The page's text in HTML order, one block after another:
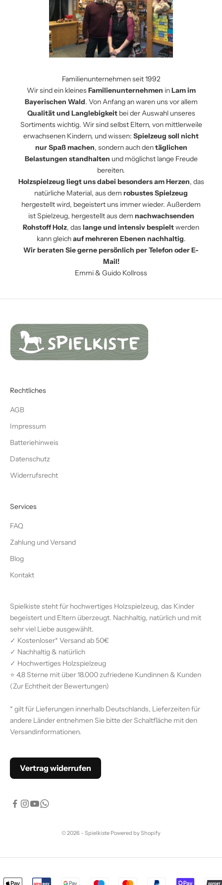
Familienunternehmen seit 1992
Wir sind ein kleinesFamilienunternehmen inLam im
Bayerischen Wald. Von Anfang an waren uns vor allem
Qualität und Langlebigkeitbei der Auswahl unseres
Sortiments wichtig. Wir sind selbst Eltern, von mittlerweile
erwachsenen Kindern, und wissen: Spielzeug soll nicht
nur Spaß machen, sondern auch dentäglichen
Belastungen standhalten und möglichst lange Freude
bereiten.
Holzspielzeug liegt uns dabei besonders am Herzen, das
natürliche Material, aus dem robustes Spielzeug
hergestellt wird, begeistert uns immer wieder. Außerdem
ist Spielzeug, hergestellt aus dem nachwachsenden
Rohstoff Holz, daslange und intensiv bespieltwerden
kann gleichauf mehreren Ebenen nachhaltig.
Wir beraten Sie gerne persönlich per Telefon oder E-
Mail!
Emmi & Guido Kollross
Rechtliches
AGB
Impressum
Batteriehinweis
Datenschutz
Widerrufsrecht
Services
FAQ
Zahlung und Versand
Blog
Kontakt
Spielkiste steht für hochwertiges Holzspielzeug, das Kinder
begeistert und Eltern überzeugt. Nachhaltig, natürlich und mit
sehr viel Liebe ausgewählt.
✓ Kostenloser* Versand ab 50€
✓ Nachhaltig & natürlich
✓ Hochwertiges Holzspielzeug
⭐ 4,8 Sterne mit über 18.000 zufriedene Kundinnen & Kunden
(Zur Echtheit der Bewertungen)
* gilt für Lieferungen innerhalb Deutschlands, Lieferzeiten für
andere Länder entnehmen Sie bitte der Schaltfläche mit den
Versandinformationen.
Vertrag widerrufen
© 2026 - Spielkiste Powered by Shopify